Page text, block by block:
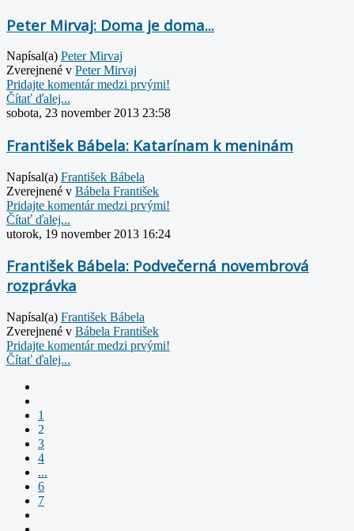
Peter Mirvaj: Doma je doma...
Napísal(a) Peter Mirvaj
Zverejnené v Peter Mirvaj
Pridajte komentár medzi prvými!
Čítať ďalej...
sobota, 23 november 2013 23:58
František Bábela: Katarínam k meninám
Napísal(a) František Bábela
Zverejnené v Bábela František
Pridajte komentár medzi prvými!
Čítať ďalej...
utorok, 19 november 2013 16:24
František Bábela: Podvečerná novembrová
rozprávka
Napísal(a) František Bábela
Zverejnené v Bábela František
Pridajte komentár medzi prvými!
Čítať ďalej...
1
2
3
4
...
6
7